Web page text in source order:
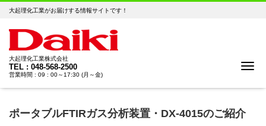
大起理化工業がお届けする情報サイトです！
大起理化工業株式会社
TEL : 048-568-2500
営業時間 : 09 : 00～17:30 (月～金)
ポータブルFTIRガス分析装置・DX-4015のご紹介